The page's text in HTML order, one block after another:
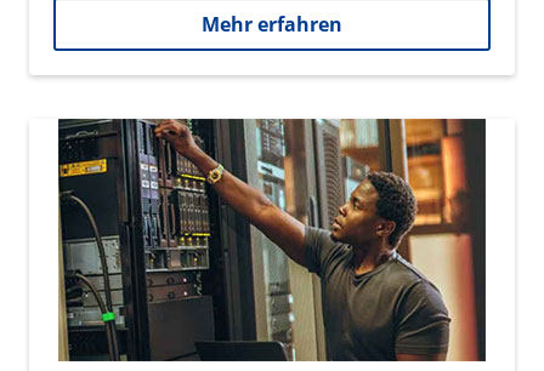
Mehr erfahren